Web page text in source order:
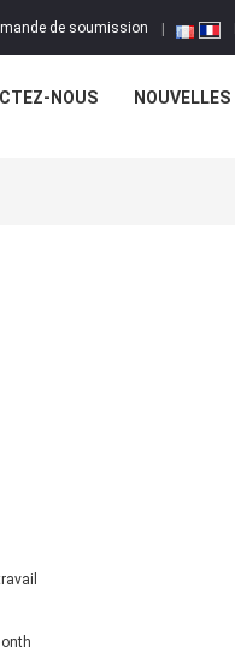
de soumission
NOUS NOUVELLES